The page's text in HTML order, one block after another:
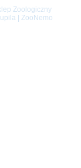
Zoologiczny
| ZooNemo